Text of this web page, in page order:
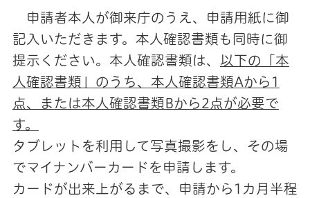
申請者本人が御来庁のうえ、申請用紙に御
記入いただきます。本人確認書類も同時に御
提示ください。本人確認書類は、 以下の「本
人確認書類」のうち、本人確認書類Aから1
点、または本人確認書類Bから2点が必要で
す。
タブレットを利用して写真撮影をし、その場
でマイナンバーカードを申請します。
カードが出来上がるまで、申請から1カ月半程